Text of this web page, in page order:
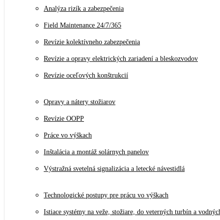
Analýza rizík a zabezpečenia
Field Maintenance 24/7/365
Revízie kolektívneho zabezpečenia
Revízie a opravy elektrických zariadení a bleskozvodov
Revízie oceľových konštrukcií
Opravy a nátery stožiarov
Revízie OOPP
Práce vo výškach
Inštalácia a montáž solárnych panelov
Výstražná svetelná signalizácia a letecké návestidlá
Technologické postupy pre prácu vo výškach
Istiace systémy na veže, stožiare, do veterných turbín a